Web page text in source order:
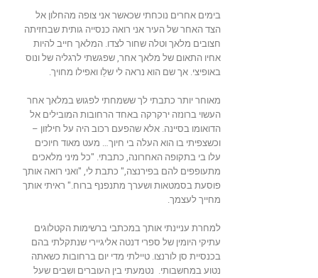
בימים אחרים נוכחתי שכאשר אני צופה מהחלון אל
הצד האחר של העיר אני רואה כנסייה גותית שבחזיתה
חצובים מלאך וטלה שחור לצדו. המלאך חייב להיות
אחיו התאום של מלאך אחר, שפגשתי לרגליה של ונוס
באופיצי. אך שם הוא נראה לי שלֵו ואפילו מחויך.
מאוחר יותר כתבתי לך ששמחתי לפגוש במלאך אחר
העשוי ברונזה ירקרקה באחד הרחובות המובילים אל
הדואומו בסיינה. אלא שהפעם רכוב היה על חילזון –
וכשצפיתי בו הוא העלה בי חיוך… מעט מאוד חיוכים
עלו בי בתקופה האחרונה, כתבתי. "כל מיני מלאכים
מתעופפים להם בפירנצה," כתבת לי, "ואני רואה אותך
פוסעת בסמטאות ושערך מתנפנף ברוח." ראיתי אותך
מחייך לעצמך.
למחרת עניינתי אותך במכתבי ברשימות הקטלוגים
עתיקי היומין של ספרי דנטה אליגיירי שנתקלתי בהם
בכנסיית סן לורנצו. טיילתי מדי יום ברחובות כשאתה
נטוע במחשבותי. נטמעתי בין העוברים ושבים שעל